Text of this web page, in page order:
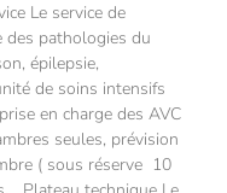
Le service de
des pathologies du
épilepsie,
de soins intensifs
en charge des AVC
seules, prévision
( sous réserve 10